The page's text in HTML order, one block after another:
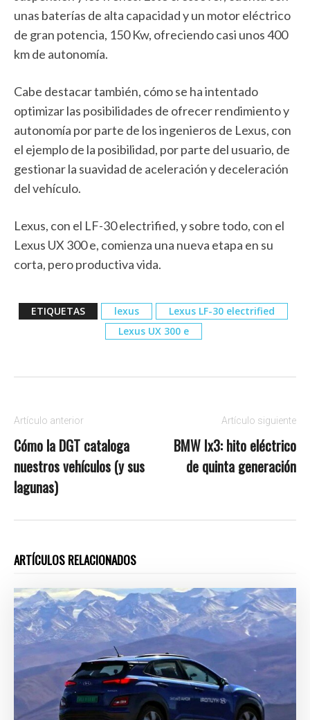
unas baterías de alta capacidad y un motor eléctrico
de gran potencia, 150 Kw, ofreciendo casi unos 400
km de autonomía.
Cabe destacar también, cómo se ha intentado
optimizar las posibilidades de ofrecer rendimiento y
autonomía por parte de los ingenieros de Lexus, con
el ejemplo de la posibilidad, por parte del usuario, de
gestionar la suavidad de aceleración y deceleración
del vehículo.
Lexus, con el LF-30 electrified, y sobre todo, con el
Lexus UX 300 e, comienza una nueva etapa en su
corta, pero productiva vida.
ETIQUETAS lexus
Lexus LF-30 electrified
Lexus UX 300 e
Artículo anterior
Cómo la DGT cataloga
nuestros vehículos (y sus
lagunas)
Artículo siguiente
BMW Ix3: hito eléctrico
de quinta generación
ARTÍCULOS RELACIONADOS